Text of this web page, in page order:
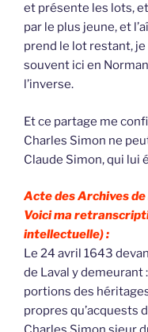
et présente les lots,
par le plus jeune, et
prend le lot restant,
souvent ici en
l’inverse.
Et ce partage me
Charles Simon ne
Claude Simon, qui lui
Acte des Archives
Voici ma
intellectuelle) :
Le 24 avril 1643
de Laval y demeurant
portions des
propres qu’acquests